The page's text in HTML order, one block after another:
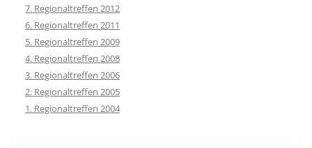
7. Regionaltreffen 2012
6. Regionaltreffen 2011
5. Regionaltreffen 2009
4. Regionaltreffen 2008
3. Regionaltreffen 2006
2. Regionaltreffen 2005
1. Regionaltreffen 2004